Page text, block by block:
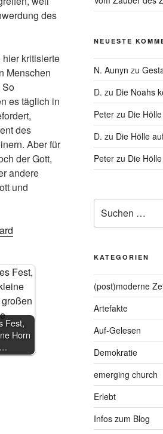
des
kritisierte
Menschen
So
es täglich in
des
Aber für
der Gott,
andere
und
Fest,
Horn
NEUESTE
N. Aunyn zu
D. zu Die Noahs
Peterzu Die
D. zu Die Hölle
Peterzu Die
nach:
KATEGORIEN
(post)moderne
Artefakte
Auf-Gelesen
Demokratie
emerging church
Erlebt
Infos zum Blog